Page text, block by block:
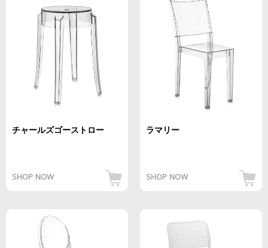
チャールズゴーストロー
SHOP NOW
ラマリー
SHOP NOW